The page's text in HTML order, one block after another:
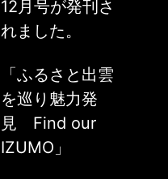
12月号が発刊さ
れました。
「ふるさと出雲
を巡り魅力発
見 Find our
IZUMO」